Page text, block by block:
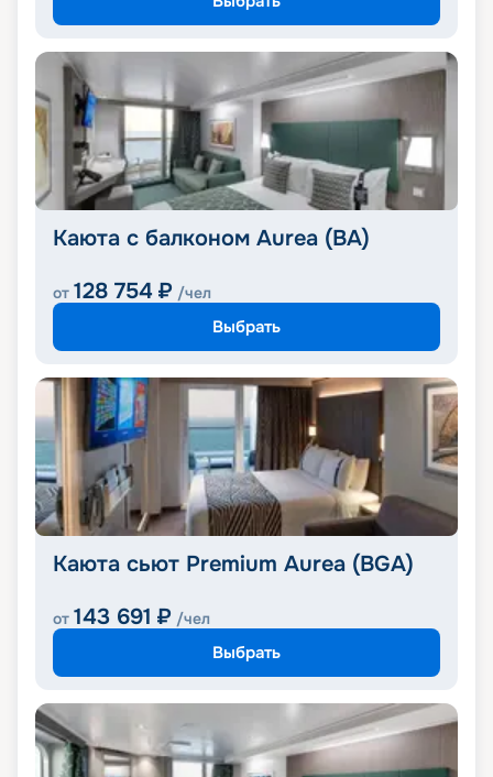
Каюта с балконом Aurea (BA)
от 128 754 ₽ /чел
Выбрать
Каюта сьют Premium Aurea (BGA)
от 143 691 ₽ /чел
Выбрать